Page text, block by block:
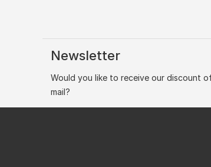
Newsletter
Would you like to receive our discount
mail?